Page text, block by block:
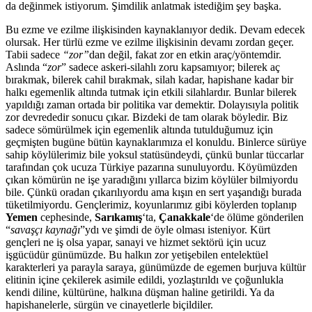
da değinmek istiyorum. Şimdilik anlatmak istediğim şey başka.
Bu ezme ve ezilme ilişkisinden kaynaklanıyor dedik. Devam edecek
olursak. Her türlü ezme ve ezilme ilişkisinin devamı zordan geçer.
Tabii sadece “zor”dan değil, fakat zor en etkin araç/yöntemdir.
Aslında “zor” sadece askeri-silahlı zoru kapsamıyor; bilerek aç
bırakmak, bilerek cahil bırakmak, silah kadar, hapishane kadar bir
halkı egemenlik altında tutmak için etkili silahlardır. Bunlar bilerek
yapıldığı zaman ortada bir politika var demektir. Dolayısıyla politik
zor devrededir sonucu çıkar. Bizdeki de tam olarak böyledir. Biz
sadece sömürülmek için egemenlik altında tutulduğumuz için
geçmişten bugüne bütün kaynaklarımıza el konuldu. Binlerce sürüye
sahip köylülerimiz bile yoksul statüsündeydi, çünkü bunlar tüccarlar
tarafından çok ucuza Türkiye pazarına sunuluyordu. Köyümüzden
çıkan kömürün ne işe yaradığını yıllarca bizim köylüler bilmiyordu
bile. Çünkü oradan çıkarılıyordu ama kışın en sert yaşandığı burada
tüketilmiyordu. Gençlerimiz, koyunlarımız gibi köylerden toplanıp
Yemen cephesinde, Sarıkamış‘ta, Çanakkale‘de ölüme gönderilen
“savaşçı kaynağı”ydı ve şimdi de öyle olması isteniyor. Kürt
gençleri ne iş olsa yapar, sanayi ve hizmet sektörü için ucuz
işgücüdür günümüzde. Bu halkın zor yetişebilen entelektüel
karakterleri ya parayla saraya, günümüzde de egemen burjuva kültür
elitinin içine çekilerek asimile edildi, yozlaştırıldı ve çoğunlukla
kendi diline, kültürüne, halkına düşman haline getirildi. Ya da
hapishanelerle, sürgün ve cinayetlerle biçildiler.